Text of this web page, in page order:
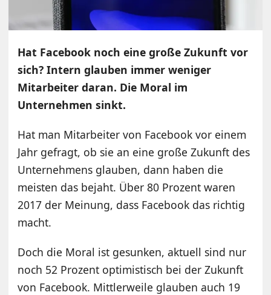
Hat Facebook noch eine große Zukunft vor
sich? Intern glauben immer weniger
Mitarbeiter daran. Die Moral im
Unternehmen sinkt.
Hat man Mitarbeiter von Facebook vor einem
Jahr gefragt, ob sie an eine große Zukunft des
Unternehmens glauben, dann haben die
meisten das bejaht. Über 80 Prozent waren
2017 der Meinung, dass Facebook das richtig
macht.
Doch die Moral ist gesunken, aktuell sind nur
noch 52 Prozent optimistisch bei der Zukunft
von Facebook. Mittlerweile glauben auch 19